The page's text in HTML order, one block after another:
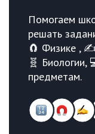
Помогаем
решать
🧲 Физике , ✍️
🧬 Биологии,
предметам.